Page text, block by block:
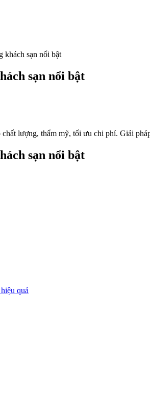
khách sạn nổi bật
sạn nổi bật
lượng, thẩm mỹ, tối ưu chi phí. Giải
sạn nổi bật
quả